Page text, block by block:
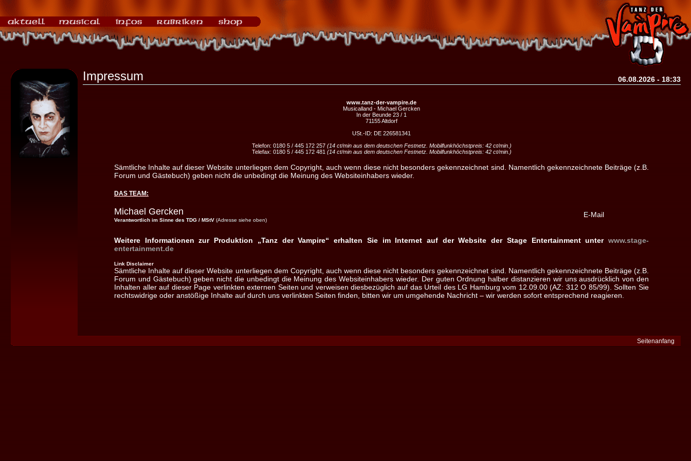
Impressum 06.08.2026 - 18:33
www.tanz-der-vampire.de
Musicalland - Michael Gercken
In der Beunde 23 / 1
71155 Altdorf
USt.-ID: DE 226581341
Telefon: 0180 5 / 445 172 257(14 ct/min aus dem deutschen Festnetz. Mobilfunkhöchstpreis: 42 ct/min.)
Telefax: 0180 5 / 445 172 481(14 ct/min aus dem deutschen Festnetz. Mobilfunkhöchstpreis: 42 ct/min.)
Sämtliche Inhalte auf dieser Website unterliegen dem Copyright, auch wenn diese nicht besonders gekennzeichnet sind. Namentlich gekennzeichnete Beiträge (z.B.
Forum und Gästebuch) geben nicht die unbedingt die Meinung des Websiteinhabers wieder.
DAS TEAM:
Michael Gercken
Verantwortlich im Sinne des TDG / MStV(Adresse siehe oben)
E-Mail
Weitere Informationen zur Produktion „Tanz der Vampire“ erhalten Sie im Internet auf der Website der Stage Entertainment unterwww.stage-
entertainment.de
Link Disclaimer
Sämtliche Inhalte auf dieser Website unterliegen dem Copyright, auch wenn diese nicht besonders gekennzeichnet sind. Namentlich gekennzeichnete Beiträge (z.B.
Forum und Gästebuch) geben nicht die unbedingt die Meinung des Websiteinhabers wieder. Der guten Ordnung halber distanzieren wir uns ausdrücklich von den
Inhalten aller auf dieser Page verlinkten externen Seiten und verweisen diesbezüglich auf das Urteil des LG Hamburg vom 12.09.00 (AZ: 312 O 85/99). Sollten Sie
rechtswidrige oder anstößige Inhalte auf durch uns verlinkten Seiten finden, bitten wir um umgehende Nachricht – wir werden sofort entsprechend reagieren.
Seitenanfang